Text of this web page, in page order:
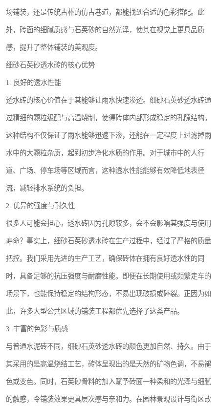
场铺装，还是传统古朴的仿古巷道，都能找到合适的色彩搭配。此
外，砖面的细腻质感与石英砂的自然光泽，使其在视觉上更具品质
感，提升了整体铺装的美观度。
细砂石英砂透水砖的核心优势
1. 良好的透水性能
透水砖的核心价值在于其能够让雨水快速渗透。细砂石英砂透水砖通
过精细的颗粒级配与高温烧制，使得砖体内部形成稳定的孔隙结构。
这种结构不仅保证了雨水能够迅速下渗，还能在一定程度上过滤掉雨
水中的大颗粒杂质，起到初步净化水质的作用。对于城市中的人行
道、广场、停车场等区域而言，这种透水性能能够有效降低地表径
流，减轻排水系统的负担。
2. 优异的强度与耐久性
很多人可能会担心，透水砖因为孔隙较多，会不会影响其强度与使用
寿命？事实上，细砂石英砂透水砖在生产过程中，经过了严格的质量
把控。我们采用先进的生产工艺，确保砖体在拥有良好透水性的同
时，具备足够的抗压强度与耐磨性能。即便在长期使用或频繁走车的
场景下，也能保持稳定的结构形态，不易出现破损或碎裂。正因为如
此，许多大型公共区域的铺装工程都优先选择了这类产品。
3. 丰富的色彩与质感
与普通水泥砖不同，细砂石英砂透水砖的颜色更加自然、持久。由于
其采用的是高温烧结工艺，砖体呈现出的是天然的矿物色调，不易褪
色或变色。同时，石英砂骨料的加入赋予砖面一种柔和的光泽与细腻
的触感，令铺装效果更具层次感与亲和力。在园林景观设计与街区改